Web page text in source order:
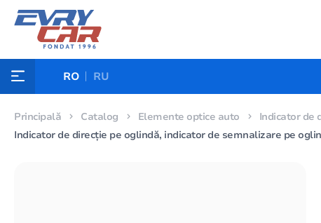
RO RU
Principală Catalog Elemente optice auto
Indicator de
Indicator de direcție pe oglindă, indicator de semnalizare pe